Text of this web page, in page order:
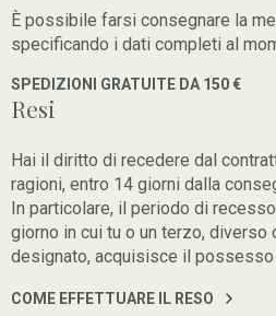
È possibile farsi consegnare la
specificando i dati completi al
SPEDIZIONI GRATUITE DA 150 €
Resi
Hai il diritto di recedere dal
ragioni, entro 14 giorni dalla
In particolare, il periodo di
giorno in cui tu o un terzo, diverso
designato, acquisisce il
COME EFFETTUARE IL RESO